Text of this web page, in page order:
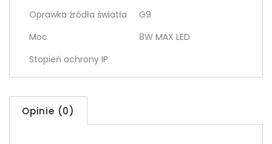
Oprawka źródła światła
G9
Moc
8W MAX LED
Stopień ochrony IP
Opinie (0)